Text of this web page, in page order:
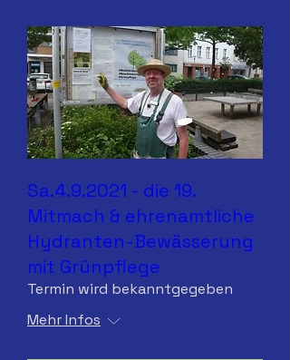
Sa.4.9.2021 - die 19.
Mitmach & ehrenamtliche
Hydranten-Bewässerung
mit Grünpflege
Termin wird bekanntgegeben
Mehr Infos